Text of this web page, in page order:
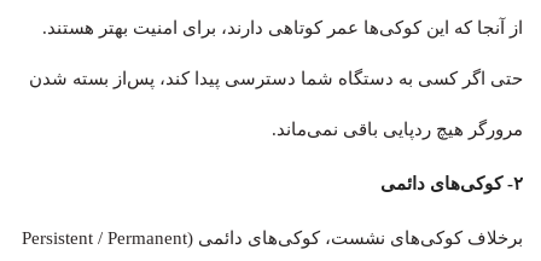
از آنجا که این کوکی‌ها عمر کوتاهی دارند، برای امنیت بهتر هستند.
حتی اگر کسی به دستگاه شما دسترسی پیدا کند، پس‌از بسته شدن
مرورگر هیچ ردپایی باقی نمی‌ماند.
۲- کوکی‌های دائمی
برخلاف کوکی‌های نشست، کوکی‌های دائمی (Persistent / Permanent